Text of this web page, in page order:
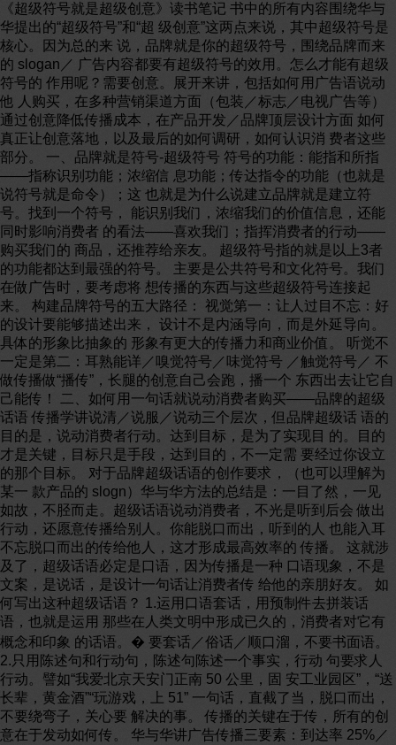
《超级符号就是超级创意》读书笔记 书中的所有内容围绕华与
华提出的“超级符号”和“超 级创意”这两点来说，其中超级符号是
核心。因为总的来 说，品牌就是你的超级符号，围绕品牌而来
的 slogan／ 广告内容都要有超级符号的效用。怎么才能有超级
符号的 作用呢？需要创意。展开来讲，包括如何用广告语说动
他 人购买，在多种营销渠道方面（包装／标志／电视广告等）
通过创意降低传播成本，在产品开发／品牌顶层设计方面 如何
真正让创意落地，以及最后的如何调研，如何认识消 费者这些
部分。 一、品牌就是符号-超级符号 符号的功能：能指和所指
——指称识别功能；浓缩信 息功能；传达指令的功能（也就是
说符号就是命令）；这 也就是为什么说建立品牌就是建立符
号。找到一个符号， 能识别我们，浓缩我们的价值信息，还能
同时影响消费者 的看法——喜欢我们；指挥消费者的行动——
购买我们的 商品，还推荐给亲友。 超级符号指的就是以上3者
的功能都达到最强的符号。 主要是公共符号和文化符号。我们
在做广告时，要考虑将 想传播的东西与这些超级符号连接起
来。 构建品牌符号的五大路径： 视觉第一：让人过目不忘：好
的设计要能够描述出来， 设计不是内涵导向，而是外延导向。
具体的形象比抽象的 形象有更大的传播力和商业价值。 听觉不
一定是第二：耳熟能详／嗅觉符号／味觉符号 ／触觉符号／ 不
做传播做“播传”，长腿的创意自己会跑，播一个 东西出去让它自
己能传！ 二、如何用一句话就说动消费者购买——品牌的超级
话语 传播学讲说清／说服／说动三个层次，但品牌超级话 语的
目的是，说动消费者行动。达到目标，是为了实现目 的。目的
才是关键，目标只是手段，达到目的，不一定需 要经过你设立
的那个目标。 对于品牌超级话语的创作要求，（也可以理解为
某一 款产品的 slogn）华与华方法的总结是：一目了然，一见
如故，不胫而走。超级话语说动消费者，不光是听到后会 做出
行动，还愿意传播给别人。你能脱口而出，听到的人 也能入耳
不忘脱口而出的传给他人，这才形成最高效率的 传播。 这就涉
及了，超级话语必定是口语，因为传播是一种 口语现象，不是
文案，是说话，是设计一句话让消费者传 给他的亲朋好友。 如
何写出这种超级话语？ 1.运用口语套话，用预制件去拼装话
语，也就是运用 那些在人类文明中形成已久的，消费者对它有
概念和印象 的话语。� 要套话／俗话／顺口溜，不要书面语。
2.只用陈述句和行动句，陈述句陈述一个事实，行动 句要求人
行动。譬如“我爱北京天安门正南 50 公里，固 安工业园区”，“送
长辈，黄金酒”“玩游戏，上 51” 一句话，直截了当，脱口而出，
不要绕弯子，关心要 解决的事。 传播的关键在于传，所有的创
意在于发动如何传。 华与华讲广告传播三要素：到达率 25%／